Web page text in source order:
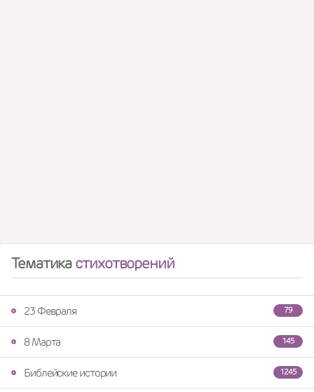
Тематикастихотворений
79
23 Февраля
145
8 Марта
1245
Библейские истории